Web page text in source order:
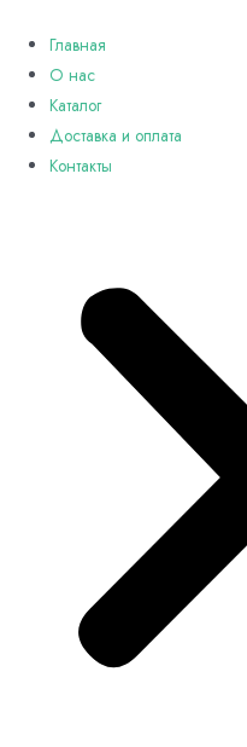
содержимому
Главная
О нас
Каталог
Доставка и оплата
Контакты